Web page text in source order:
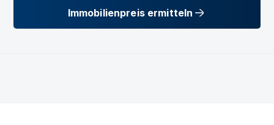
Immobilienpreis ermitteln